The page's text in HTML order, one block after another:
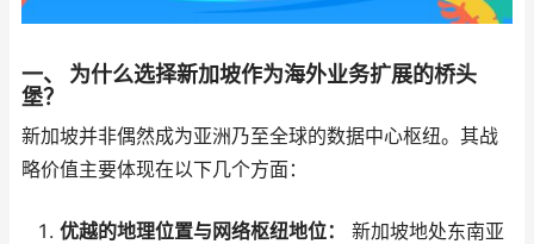
一、 为什么选择新加坡作为海外业务扩展的桥头
堡？
新加坡并非偶然成为亚洲乃至全球的数据中心枢纽。其战
略价值主要体现在以下几个方面：
优越的地理位置与网络枢纽地位：
新加坡地处东南亚